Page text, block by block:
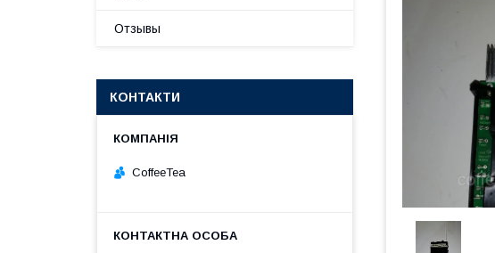
Отзывы
КОНТАКТИ
CoffeeTea